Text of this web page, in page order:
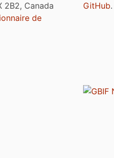
2B2, Canada
de
GitHub.